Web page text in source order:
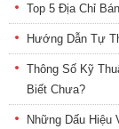
Top 5 Địa Chỉ
Hướng Dẫn Tự
Thông Số Kỹ
Biết Chưa?
Những Dấu Hiệu